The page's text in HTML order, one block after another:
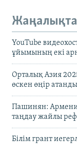
YouTube
ұйымының екі
Орталық Азия
өскен өңір атанды
Пашинян:
таңдау жайлы
Білім грант